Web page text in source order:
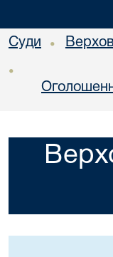
Суди •
•